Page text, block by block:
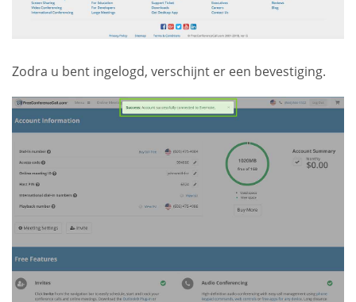
Zodra u bent ingelogd, verschijnt er een bevestiging.